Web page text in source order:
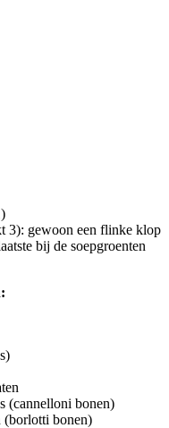
3): gewoon een flinke klop
bij de soepgroenten
(cannelloni bonen)
(borlotti bonen)